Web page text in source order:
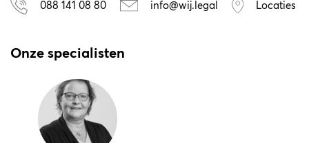
088 141 08 80 info@wij.legal Locaties
Onze specialisten